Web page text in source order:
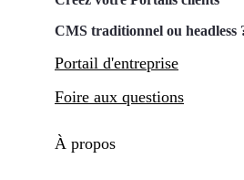
CMS traditionnel ou headless
Portail d'entreprise
Foire aux questions
À propos